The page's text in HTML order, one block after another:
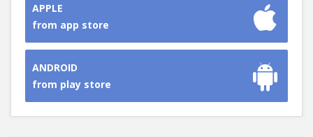
APPLE
from app store
ANDROID
from play store